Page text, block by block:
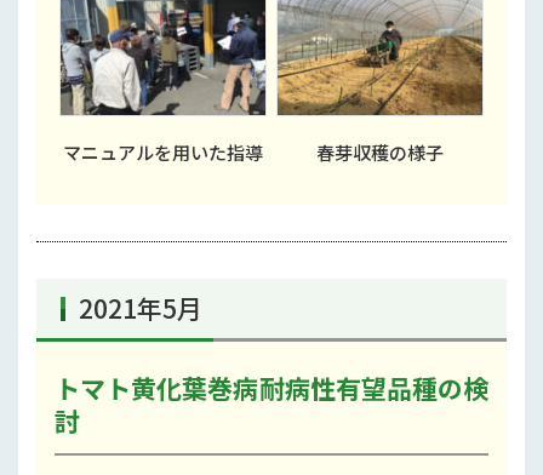
マニュアルを用いた指導 春芽収穫の様子
2021年5月
トマト黄化葉巻病耐病性有望品種の検
討